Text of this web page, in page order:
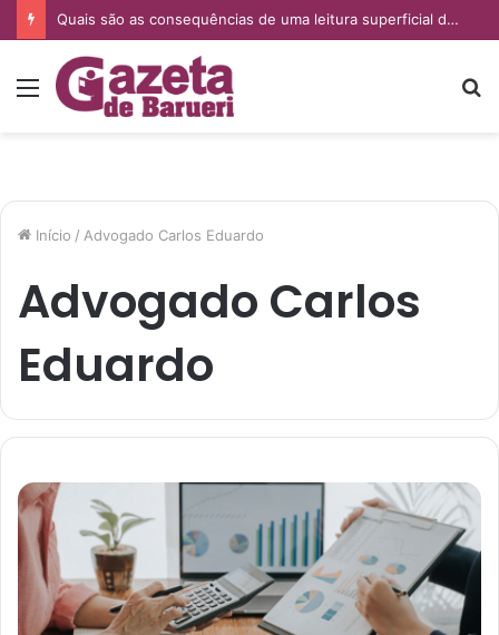
Quais são as consequências de uma leitura superficial do PGR nas empresas?
Menu
Início / Advogado Carlos Eduardo
Advogado Carlos
Eduardo